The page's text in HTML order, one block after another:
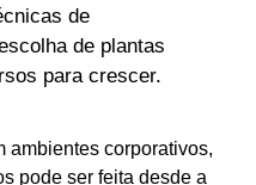
de
de plantas
para crescer.
ambientes corporativos,
pode ser feita desde a